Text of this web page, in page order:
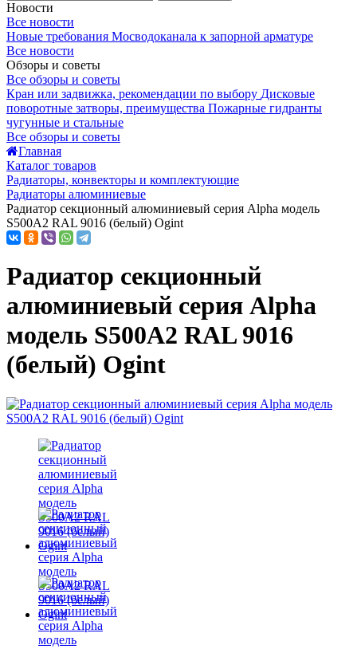
Новости
Все новости
Новые требования Мосводоканала к запорной арматуре
Все новости
Обзоры и советы
Все обзоры и советы
Кран или задвижка, рекомендации по выбору Дисковые
поворотные затворы, преимущества Пожарные гидранты
чугунные и стальные
Все обзоры и советы
Главная
Каталог товаров
Радиаторы, конвекторы и комплектующие
Радиаторы алюминиевые
Радиатор секционный алюминиевый серия Alpha модель
S500A2 RAL 9016 (белый) Ogint
Радиатор секционный
алюминиевый серия Alpha
модель S500A2 RAL 9016
(белый) Ogint